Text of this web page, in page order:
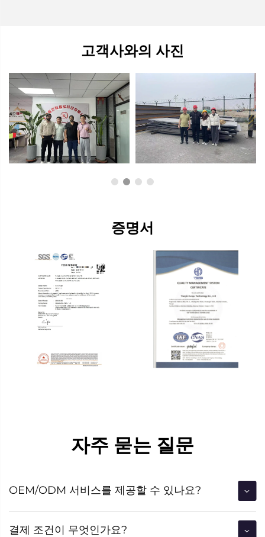
고객사와의 사진
증명서
자주 묻는 질문
OEM/ODM 서비스를 제공할 수 있나요?
결제 조건이 무엇인가요?